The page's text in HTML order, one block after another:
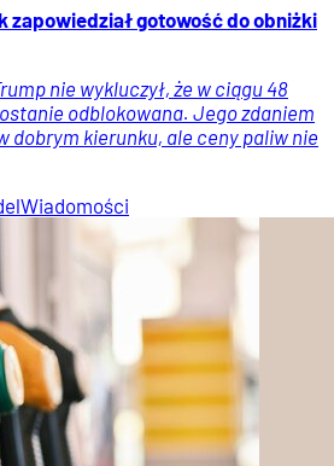
zapowiedział gotowość do obniżki
nie wykluczył, że w ciągu 48
odblokowana. Jego zdaniem
dobrym kierunku, ale ceny paliw nie
Wiadomości